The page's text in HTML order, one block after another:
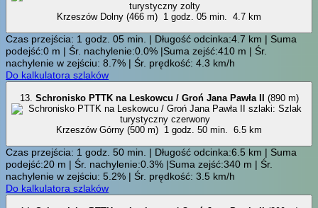
Krzeszów Dolny (466 m) 1 godz. 05 min. 4.7 km
Czas przejścia: 1 godz. 05 min. | Długość odcinka:4.7 km | Suma
podejść:0 m | Śr. nachylenie:0.0% |Suma zejść:410 m | Śr.
nachylenie w zejściu: 8.7% | Śr. prędkość: 4.3 km/h
Do kalkulatora szlaków
13. Schronisko PTTK na Leskowcu / Groń Jana Pawła II (890 m)
Krzeszów Górny (500 m) 1 godz. 50 min. 6.5 km
Czas przejścia: 1 godz. 50 min. | Długość odcinka:6.5 km | Suma
podejść:20 m | Śr. nachylenie:0.3% |Suma zejść:340 m | Śr.
nachylenie w zejściu: 5.2% | Śr. prędkość: 3.5 km/h
Do kalkulatora szlaków